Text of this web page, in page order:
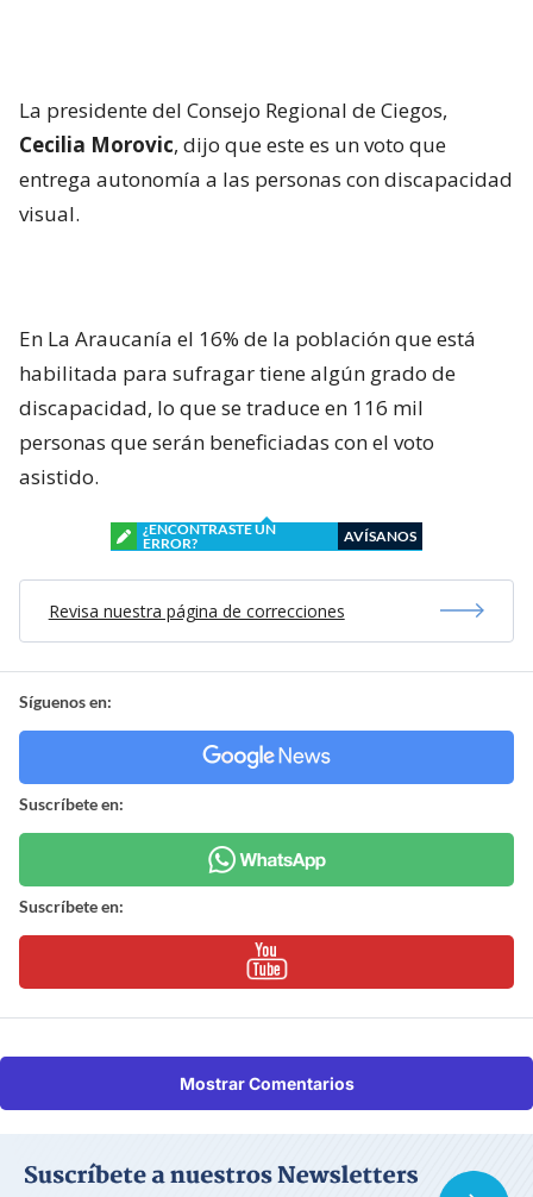
La presidente del Consejo Regional de Ciegos,
Cecilia Morovic, dijo que este es un voto que
entrega autonomía a las personas con discapacidad
visual.
En La Araucanía el 16% de la población que está
habilitada para sufragar tiene algún grado de
discapacidad, lo que se traduce en 116 mil
personas que serán beneficiadas con el voto
asistido.
¿ENCONTRASTE UN
ERROR?
AVÍSANOS
Revisa nuestra página de correcciones
Síguenos en:
Suscríbete en:
Suscríbete en:
Mostrar Comentarios